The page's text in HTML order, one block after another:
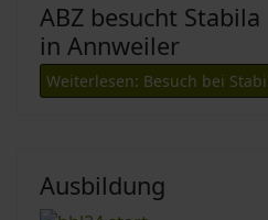
ABZ besucht Stabila
in Annweiler
Weiterlesen: Besuch bei
Ausbildung